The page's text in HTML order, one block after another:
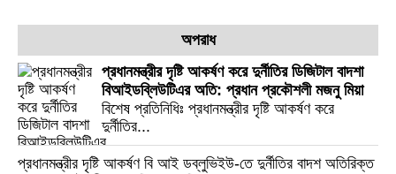
অপরাধ
প্রধানমন্ত্রীর দৃষ্টি আকর্ষণ করে দুর্নীতির ডিজিটাল বাদশা
বিআইডব্লিউটিএর অতি: প্রধান প্রকৌশলী মজনু মিয়া
বিশেষ প্রতিনিধিঃ প্রধানমন্ত্রীর দৃষ্টি আকর্ষণ করে
দুর্নীতির...
প্রধানমন্ত্রীর দৃষ্টি আকর্ষণ বি আই ডব্লুভিইউ-তে দুর্নীতির বাদশ অতিরিক্ত